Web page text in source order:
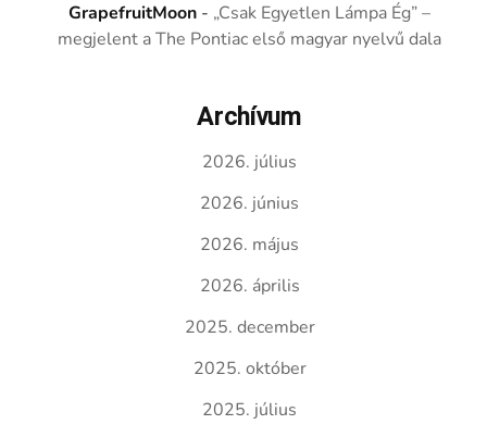
GrapefruitMoon - „Csak Egyetlen Lámpa Ég” –
megjelent a The Pontiac első magyar nyelvű dala
Archívum
2026. július
2026. június
2026. május
2026. április
2025. december
2025. október
2025. július